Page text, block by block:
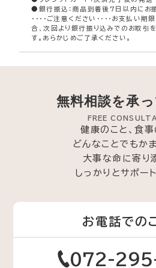
●銀行振込：商品到着後7日以内にお振
・・・・ご注意ください・・・・お支払い
合、次回より銀行振り込みでのお取引
す。あらかじめご了承ください。
無料相談を承
FREE
健康のこと、食事
どんなことでもか
大事な命に寄り
しっかりとサポー
お電話での
072-